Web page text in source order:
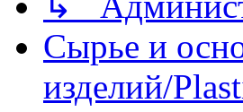
Сырье и
изделий/